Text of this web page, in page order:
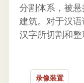
分割体系，被
建筑。对于汉
汉字所切割和
录像装置